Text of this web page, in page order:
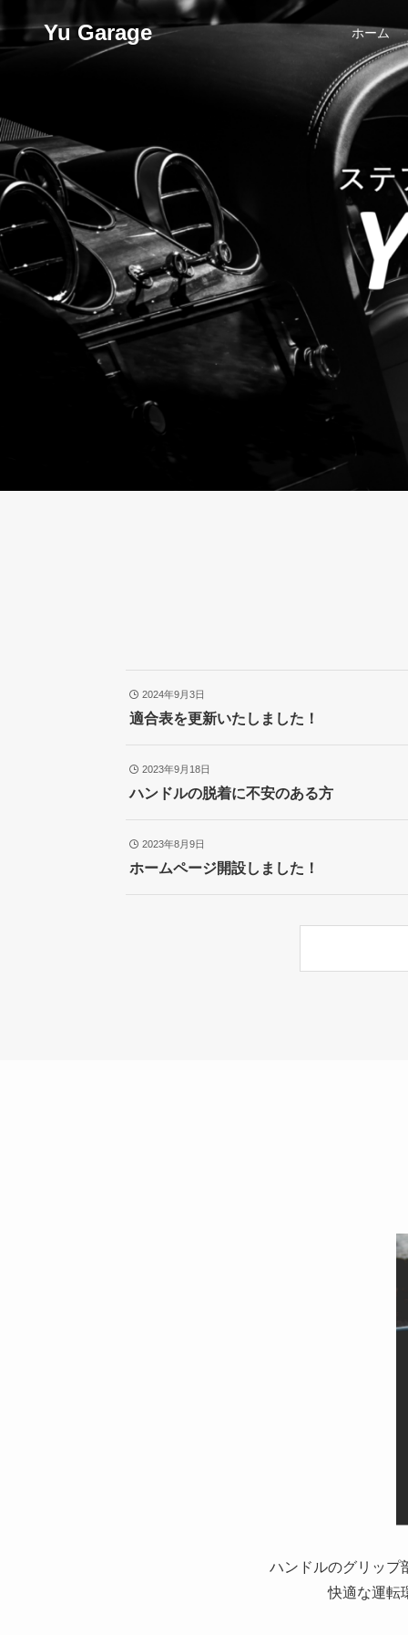
Yu Garage ホーム
2024年9月3日
適合表を更新いたしました！
2023年9月18日
ハンドルの脱着に不安のある方
2023年8月9日
ホームページ開設しました！
ハンドルのグリップ
快適な運転